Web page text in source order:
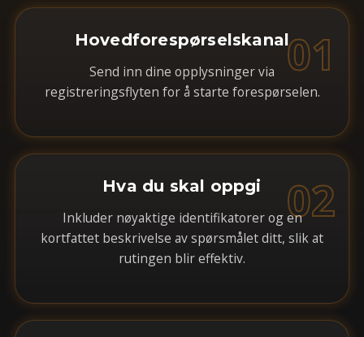
01
Hovedforespørselskanal
Send inn dine opplysninger via
registreringsflyten for å starte forespørselen.
02
Hva du skal oppgi
Inkluder nøyaktige identifikatorer og en
kortfattet beskrivelse av spørsmålet ditt, slik at
rutingen blir effektiv.